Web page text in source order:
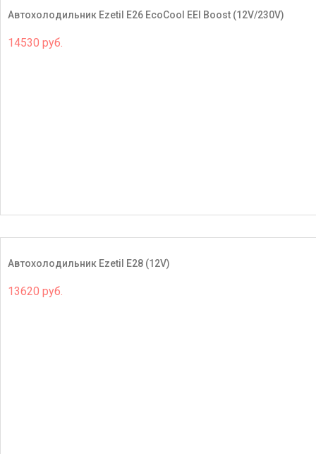
Автохолодильник Ezetil E26 EcoCool EEI Boost (12V/230V)
14530 руб.
Автохолодильник Ezetil E28 (12V)
13620 руб.